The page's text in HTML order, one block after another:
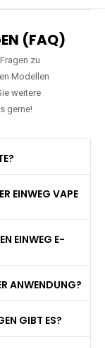
(FAQ)
zu
Modellen
weitere
gerne!
EINWEG VAPE
EINWEG E-
ANWENDUNG?
GIBT ES?